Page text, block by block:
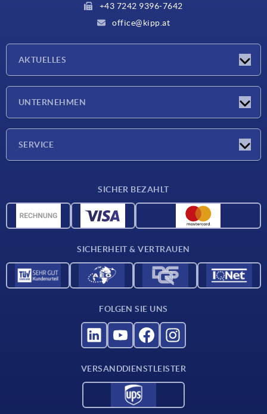
+43 7242 9396-7642
office@kipp.at
AKTUELLES
UNTERNEHMEN
SERVICE
CAD-Daten
Für Lieferanten
SICHER BEZAHLT
SICHERHEIT & VERTRAUEN
FOLGEN SIE UNS
VERSANDDIENSTLEISTER